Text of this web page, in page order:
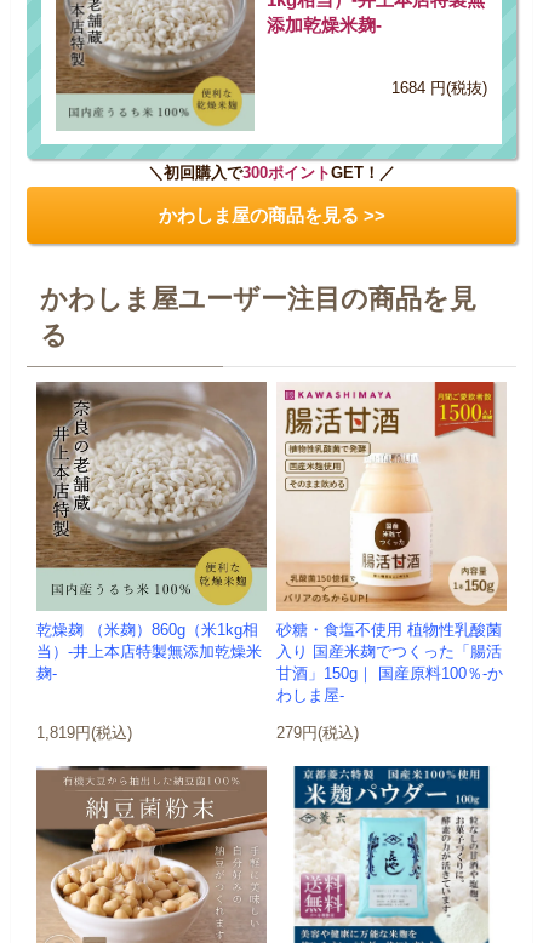
添加乾燥米麹-
1684 円(税抜)
＼初回購入で300ポイントGET！／
かわしま屋の商品を見る >>
かわしま屋ユーザー注目の商品を見
る
乾燥麹 （米麹）860g（米1kg相
当）-井上本店特製無添加乾燥米
麹-
1,819円(税込)
砂糖・食塩不使用 植物性乳酸菌
入り 国産米麹でつくった「腸活
甘酒」150g｜ 国産原料100％-か
わしま屋-
279円(税込)